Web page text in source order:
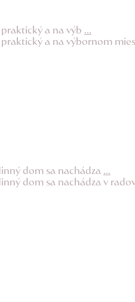
a na výb
a na výbornom
dom sa nachádza ...
dom sa nachádza v